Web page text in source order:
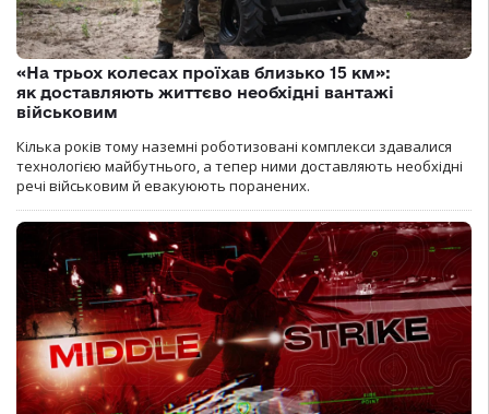
«На трьох колесах проїхав близько 15 км»:
як доставляють життєво необхідні вантажі
військовим
Кілька років тому наземні роботизовані комплекси здавалися
технологією майбутнього, а тепер ними доставляють необхідні
речі військовим й евакуюють поранених.